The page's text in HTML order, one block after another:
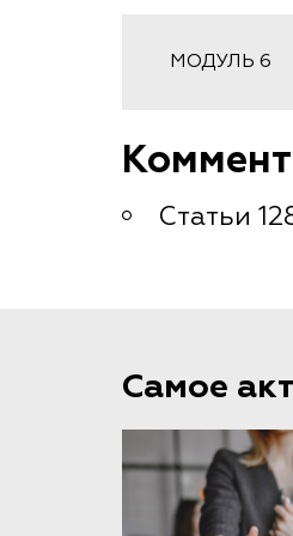
МОДУЛЬ 6
Статьи
Самое